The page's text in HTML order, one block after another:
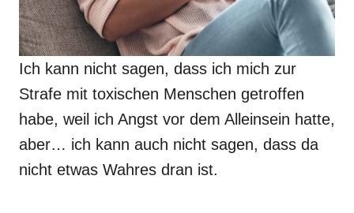
Ich kann nicht sagen, dass ich mich zur
Strafe mit toxischen Menschen getroffen
habe, weil ich Angst vor dem Alleinsein hatte,
aber… ich kann auch nicht sagen, dass da
nicht etwas Wahres dran ist.